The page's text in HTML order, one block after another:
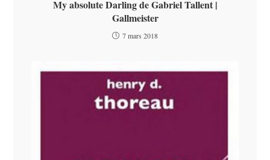
My absolute Darling de Gabriel Tallent |
Gallmeister
7 mars 2018